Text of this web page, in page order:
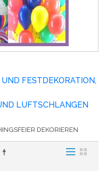
FESTDEKORATION,
LUFTSCHLANGEN
DEKORIEREN